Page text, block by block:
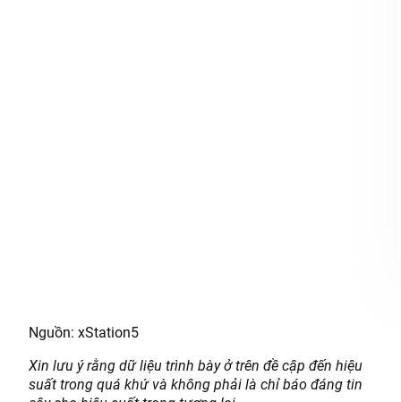
Nguồn: xStation5
Xin lưu ý rằng dữ liệu trình bày ở trên đề cập đến hiệu
suất trong quá khứ và không phải là chỉ báo đáng tin